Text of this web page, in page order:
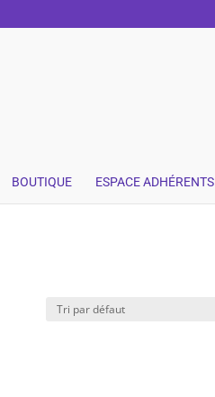
BOUTIQUE ESPACE ADHÉRENTS